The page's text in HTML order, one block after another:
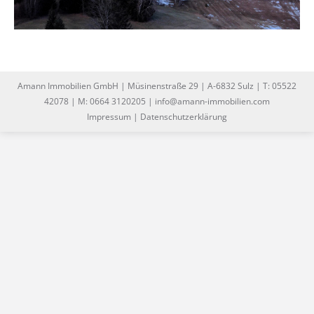
Amann Immobilien GmbH | Müsinenstraße 29 | A-6832 Sulz | T: 05522
42078 | M: 0664 3120205 | info@amann-immobilien.com
Impressum | Datenschutzerklärung